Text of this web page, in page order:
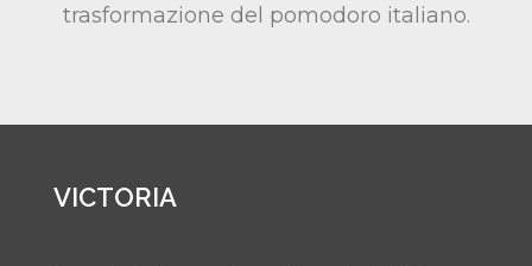
trasformazione del pomodoro italiano.
VICTORIA